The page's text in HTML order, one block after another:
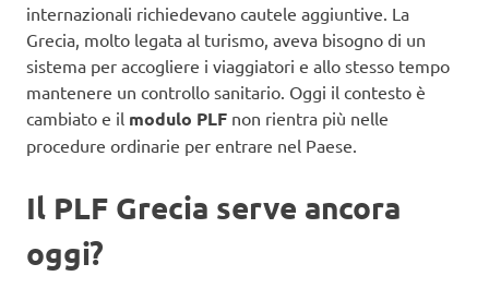
internazionali richiedevano cautele aggiuntive. La
Grecia, molto legata al turismo, aveva bisogno di un
sistema per accogliere i viaggiatori e allo stesso tempo
mantenere un controllo sanitario. Oggi il contesto è
cambiato e il modulo PLF non rientra più nelle
procedure ordinarie per entrare nel Paese.
Il PLF Grecia serve ancora
oggi?